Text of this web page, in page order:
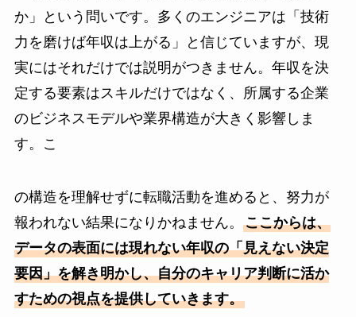
か」という問いです。多くのエンジニアは「技術
力を磨けば年収は上がる」と信じていますが、現
実にはそれだけでは説明がつきません。年収を決
定する要素はスキルだけではなく、所属する企業
のビジネスモデルや業界構造が大きく影響しま
す。こ
の構造を理解せずに転職活動を進めると、努力が
報われない結果になりかねません。 ここからは、
データの表面には現れない年収の「見えない決定
要因」を解き明かし、自分のキャリア判断に活か
すための視点を提供していきます。